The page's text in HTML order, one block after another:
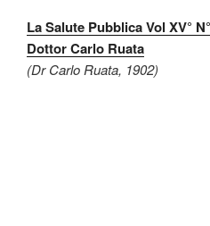
La Salute Pubblica Vol XV°
Dottor Carlo Ruata
(Dr Carlo Ruata, 1902)